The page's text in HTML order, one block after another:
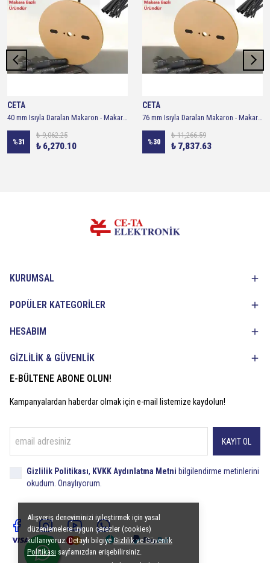
Alışveriş deneyiminizi iyileştirmek için yasal
düzenlemelere uygun çerezler (cookies)
kullanıyoruz. Detaylı bilgiyeGizlilik ve Güvenlik
Politikası sayfamızdan erişebilirsiniz.
CETA
40 mm Isıyla Daralan Makaron - Makara 50 metre ( Siyah )
%31
₺ 9,062.25
₺ 6,270.10
CETA
76 mm Isıyla Daralan Makaron - Makara 25 metre ( Siyah )
%30
₺ 11,266.59
₺ 7,837.63
KURUMSAL
POPÜLER KATEGORİLER
HESABIM
GİZLİLİK & GÜVENLİK
E-BÜLTENE ABONE OLUN!
Kampanyalardan haberdar olmak için e-mail listemize kaydolun!
KAYIT OL
Gizlilik Politikası, KVKK Aydınlatma Metni bilgilendirme metinlerini
okudum. Onaylıyorum.